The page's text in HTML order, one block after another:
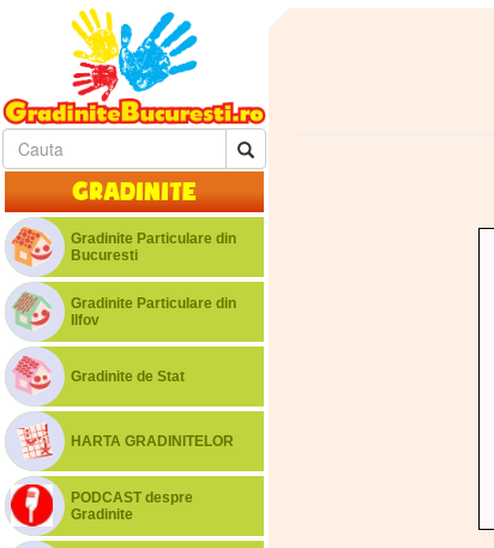
Gradinite
Gradinite Particulare din
Bucuresti
Gradinite Particulare din
Ilfov
Gradinite de Stat
HARTA GRADINITELOR
PODCAST despre
Gradinite